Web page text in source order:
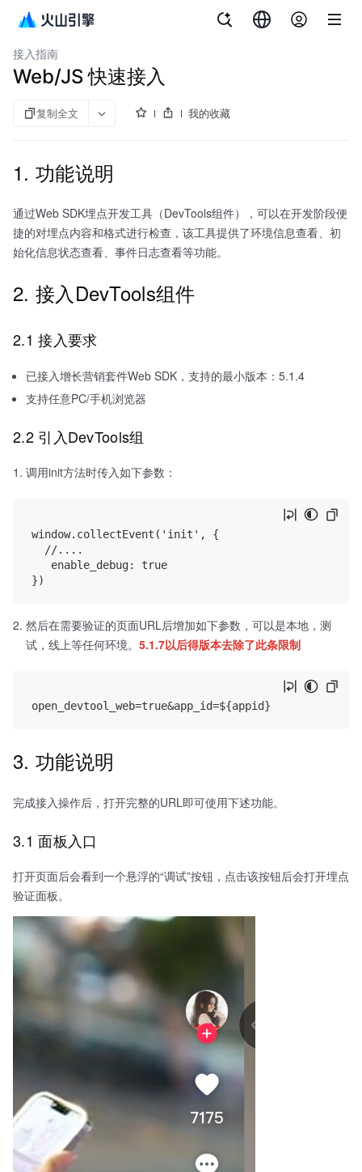
埋点开发者工具
接入指南
Web/JS 快速接入
复制全文 我的收藏
1. 功能说明
通过Web SDK埋点开发工具（DevTools组件），可以在开发阶段便
捷的对埋点内容和格式进行检查，该工具提供了环境信息查看、初
始化信息状态查看、事件日志查看等功能。
2. 接入DevTools组件
2.1 接入要求
已接入增长营销套件Web SDK，支持的最小版本：5.1.4
支持任意PC/手机浏览器
2.2 引入DevTools组
调用init方法时传入如下参数：
window.collectEvent('init', {
  //....
   enable_debug: true
然后在需要验证的页面URL后增加如下参数，可以是本地，测
试，线上等任何环境。 5.1.7以后得版本去除了此条限制
3. 功能说明
完成接入操作后，打开完整的URL即可使用下述功能。
3.1 面板入口
打开页面后会看到一个悬浮的“调试”按钮，点击该按钮后会打开埋点
验证面板。